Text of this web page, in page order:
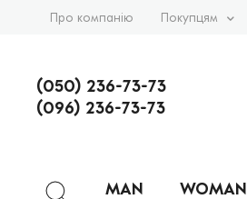
Про компанію Покупцям
(050) 236-73-73
(096) 236-73-73
MAN WOMAN